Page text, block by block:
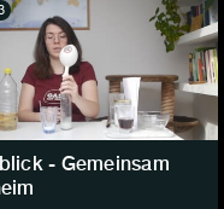
- Gemeinsam